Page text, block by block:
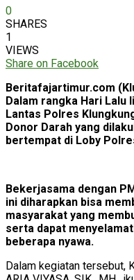
0
SHARES
1
VIEWS
Share on Facebook
Beritafajartimur.com
Dalam rangka Hari Lalu
Lantas Polres
Donor Darah yang
bertempat di Loby
Bekerjasama dengan
ini diharapkan bisa
masyarakat yang
serta dapat
beberapa nyawa.
Dalam kegiatan tersebut,